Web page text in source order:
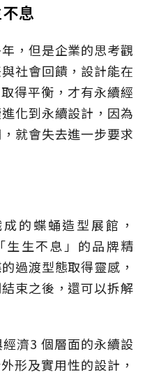
息
，但是企業的思考觀
社會回饋，設計能在
得平衡，才有永續經
化到永續設計，因為
就會失去進一步要求
的蝶蛹造型展館，
生生不息」的品牌精
過渡型態取得靈感，
束之後，還可以拆解
濟3 個層面的永續設
形及實用性的設計，